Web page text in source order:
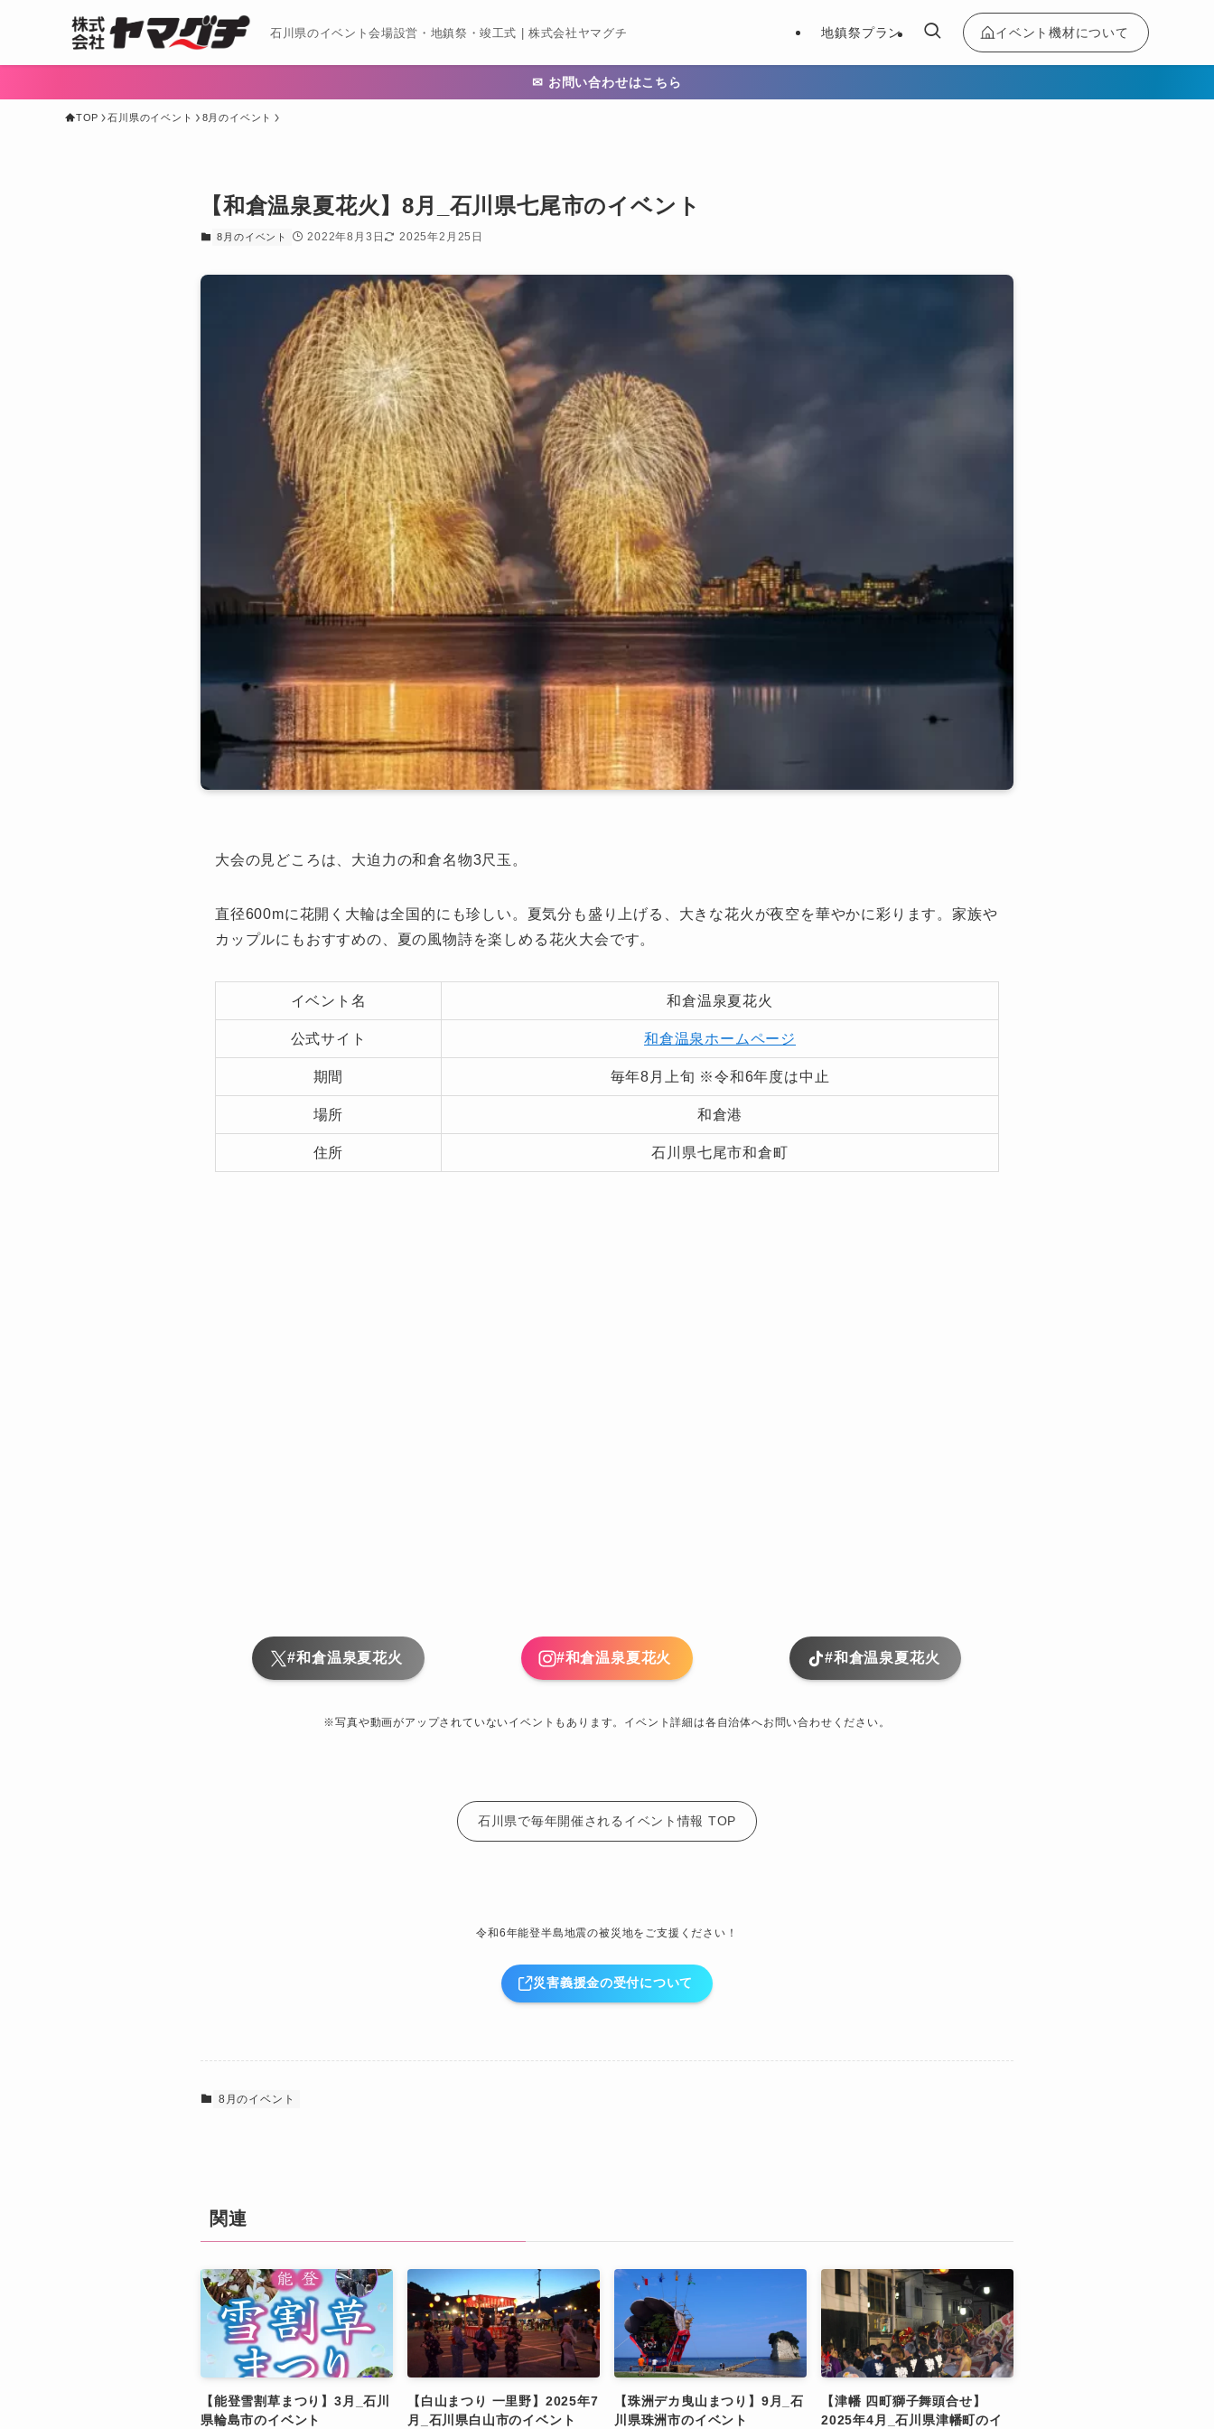
石川県のイベント会場設営・地鎮祭・竣工式 | 株式会社ヤマグチ 地鎮祭プラン イベント機材について
✉ お問い合わせはこちら
TOP 石川県のイベント 8月のイベント
【和倉温泉夏花火】8月_石川県七尾市のイベント
8月のイベント 2022年8月3日 2025年2月25日
大会の見どころは、大迫力の和倉名物3尺玉。
直径600mに花開く大輪は全国的にも珍しい。夏気分も盛り上げる、大きな花火が夜空を華やかに彩ります。家族や
カップルにもおすすめの、夏の風物詩を楽しめる花火大会です。
イベント名 和倉温泉夏花火
公式サイト 和倉温泉ホームページ
期間 毎年8月上旬 ※令和6年度は中止
場所 和倉港
住所 石川県七尾市和倉町
#和倉温泉夏花火 #和倉温泉夏花火 #和倉温泉夏花火
※写真や動画がアップされていないイベントもあります。イベント詳細は各自治体へお問い合わせください。
石川県で毎年開催されるイベント情報 TOP
令和6年能登半島地震の被災地をご支援ください！
災害義援金の受付について
8月のイベント
関連
【能登雪割草まつり】3月_石川
県輪島市のイベント
【白山まつり 一里野】2025年7
月_石川県白山市のイベント
【珠洲デカ曳山まつり】9月_石
川県珠洲市のイベント
【津幡 四町獅子舞頭合せ】
2025年4月_石川県津幡町のイ